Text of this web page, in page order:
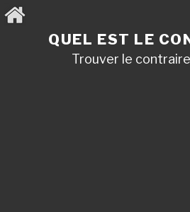
Aller
au
QUEL EST LE
Trouver le